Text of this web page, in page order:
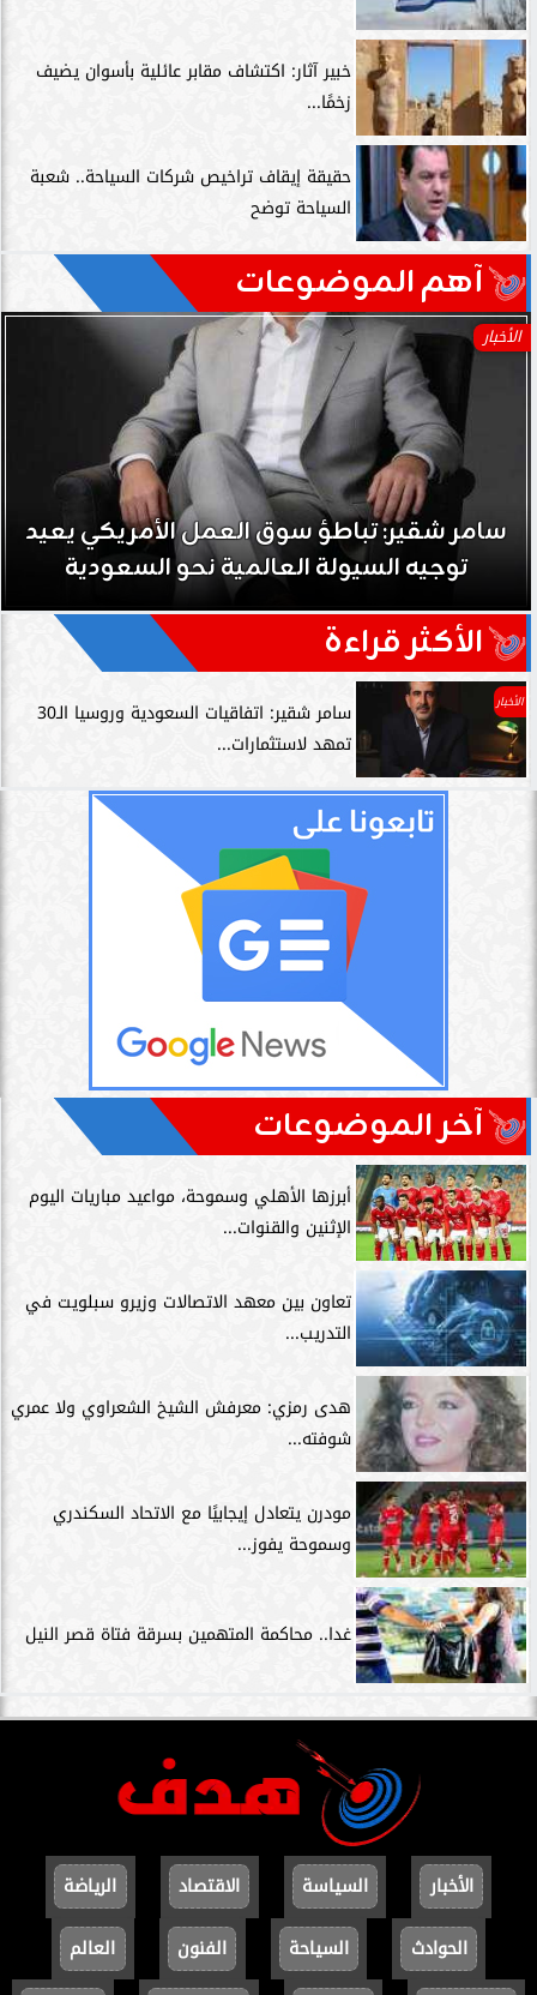
خبير آثار: اكتشاف مقابر عائلية بأسوان يضيف
زخمًا...
حقيقة إيقاف تراخيص شركات السياحة.. شعبة
السياحة توضح
آهم الموضوعات
الأخبار
سامر شقير: تباطؤ سوق العمل الأمريكي يعيد
توجيه السيولة العالمية نحو السعودية
الأكثر قراءة
الأخبار
سامر شقير: اتفاقيات السعودية وروسيا الـ30
تمهد لاستثمارات...
آخر الموضوعات
أبرزها الأهلي وسموحة، مواعيد مباريات اليوم
الإثنين والقنوات...
تعاون بين معهد الاتصالات وزيرو سبلويت في
التدريب...
هدى رمزي: معرفش الشيخ الشعراوي ولا عمري
شوفته...
مودرن يتعادل إيجابيًا مع الاتحاد السكندري
وسموحة يفوز...
غدا.. محاكمة المتهمين بسرقة فتاة قصر النيل
الأخبار السياسة الاقتصاد
الرياضة
الحوادث
السياحة الفنون
العالم